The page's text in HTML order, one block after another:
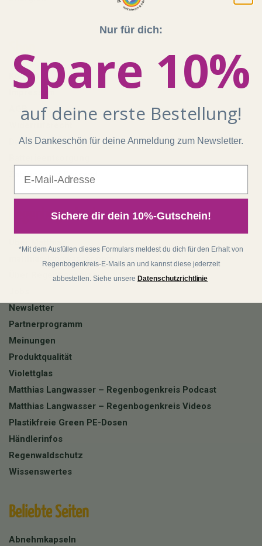
Kontakt
AGB
Datenschutz
Zahlung und Versand
Regenbogenkreis
matthias-langwasser.com
Über Regenbogenkreis
Newsletter
Partnerprogramm
Meinungen
Produktqualität
Violettglas
Matthias Langwasser – Regenbogenkreis Podcast
Matthias Langwasser – Regenbogenkreis Videos
Plastikfreie Green PE-Dosen
Händlerinfos
Regenwaldschutz
Wissenswertes
Beliebte Seiten
Abnehmkapseln
Nur für dich:
Spare 10%
auf deine erste Bestellung!
Als Dankeschön für deine Anmeldung zum Newsletter.
Sichere dir dein 10%-Gutschein!
*Mit dem Ausfüllen dieses Formulars meldest du dich für den Erhalt von
Regenbogenkreis-E-Mails an und kannst diese jederzeit
abbestellen. Siehe unsere Datenschutzrichtlinie